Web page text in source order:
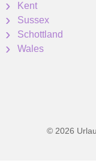
Kent
Sussex
Schottland
Wales
© 2026